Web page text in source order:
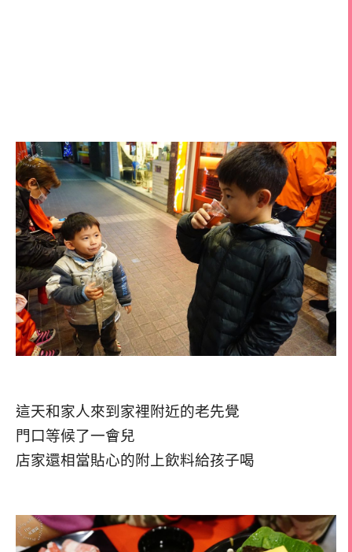
這天和家人來到家裡附近的老先覺
門口等候了一會兒
店家還相當貼心的附上飲料給孩子喝